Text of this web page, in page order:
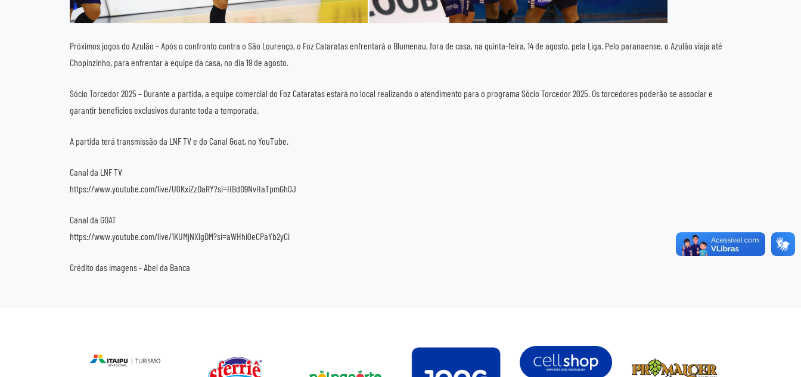
Próximos jogos do Azulão – Após o confronto contra o São Lourenço, o Foz Cataratas enfrentará o Blumenau, fora de casa, na quinta-feira, 14 de agosto, pela Liga. Pelo paranaense, o Azulão viaja até
Chopinzinho, para enfrentar a equipe da casa, no dia 19 de agosto.
Sócio Torcedor 2025 – Durante a partida, a equipe comercial do Foz Cataratas estará no local realizando o atendimento para o programa Sócio Torcedor 2025. Os torcedores poderão se associar e
garantir benefícios exclusivos durante toda a temporada.
A partida terá transmissão da LNF TV e do Canal Goat, no YouTube.
Canal da LNF TV
https://www.youtube.com/live/U0KxiZzDaRY?si=HBdD9NvHaTpmGh0J
Canal da GOAT
https://www.youtube.com/live/1KUMjNXlgDM?si=aWHhi0eCPaYb2yCi
Crédito das imagens - Abel da Banca